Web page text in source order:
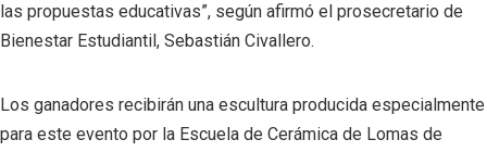
las propuestas educativas”, según afirmó el prosecretario de
Bienestar Estudiantil, Sebastián Civallero.
Los ganadores recibirán una escultura producida especialmente
para este evento por la Escuela de Cerámica de Lomas de